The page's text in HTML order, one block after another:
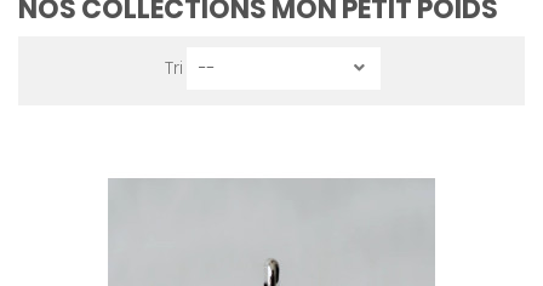
NOS COLLECTIONS MON PETIT POIDS
Tri